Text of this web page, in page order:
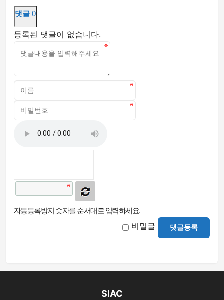
댓글 0
등록된 댓글이 없습니다.
자동등록방지 숫자를 순서대로 입력하세요.
비밀글 댓글등록
SIAC